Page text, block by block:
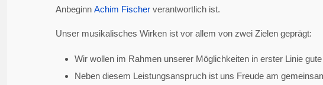
Anbeginn Achim Fischer verantwortlich ist.
Unser musikalisches Wirken ist vor allem von zwei Zielen geprägt:
Wir wollen im Rahmen unserer Möglichkeiten in erster Linie
Neben diesem Leistungsanspruch ist uns Freude am